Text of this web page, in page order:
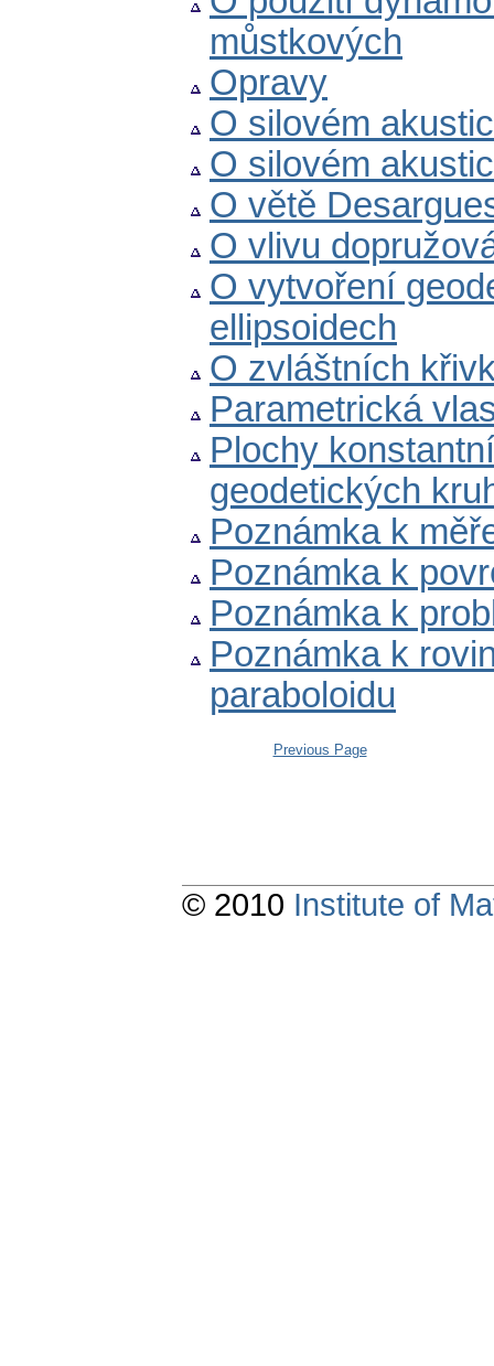
můstkových
Opravy
O silovém
O silovém
O větě
O vlivu
O vytvoření
ellipsoidech
O zvláštních
Parametrická
Plochy
geodetických
Poznámka k
Poznámka k
Poznámka k
Poznámka k
paraboloidu
Previous Page
© 2010 Institute of